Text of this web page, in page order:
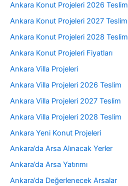
Ankara Konut Projeleri 2026 Teslim
Ankara Konut Projeleri 2027 Teslim
Ankara Konut Projeleri 2028 Teslim
Ankara Konut Projeleri Fiyatları
Ankara Villa Projeleri
Ankara Villa Projeleri 2026 Teslim
Ankara Villa Projeleri 2027 Teslim
Ankara Villa Projeleri 2028 Teslim
Ankara Yeni Konut Projeleri
Ankara’da Arsa Alınacak Yerler
Ankara’da Arsa Yatırımı
Ankara’da Değerlenecek Arsalar